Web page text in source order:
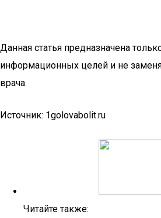
Данная статья предназначена
информационных целей и не
врача.
Источник: 1golovabolit.ru
Читайте также: